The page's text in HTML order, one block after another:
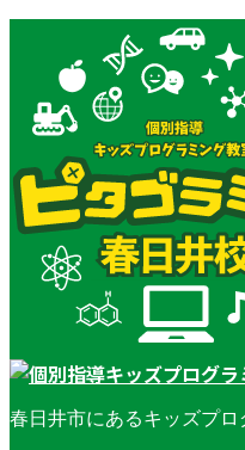
春日井市にあるキッズプロ